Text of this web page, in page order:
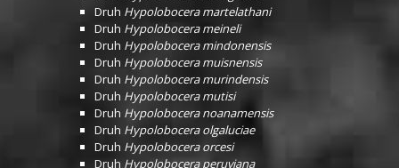
Druh Hypolobocera martelathani
Druh Hypolobocera meineli
Druh Hypolobocera mindonensis
Druh Hypolobocera muisnensis
Druh Hypolobocera murindensis
Druh Hypolobocera mutisi
Druh Hypolobocera noanamensis
Druh Hypolobocera olgaluciae
Druh Hypolobocera orcesi
Druh Hypolobocera peruviana